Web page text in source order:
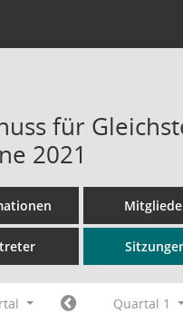
für
2021
Quartal 1